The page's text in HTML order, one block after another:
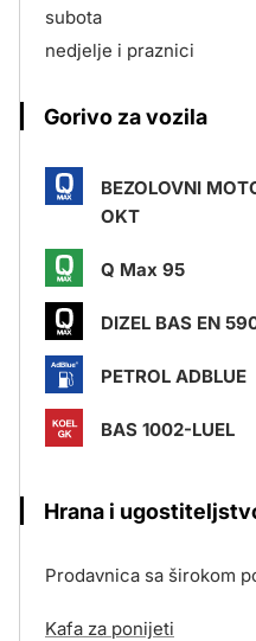
subota
nedjelje i praznici
Gorivo za vozila
BEZOLOVNI
OKT
Q Max 95
DIZEL BAS EN
PETROL ADBLUE
BAS 1002-LUEL
Hrana i
Prodavnica sa širokom
Kafa za ponijeti